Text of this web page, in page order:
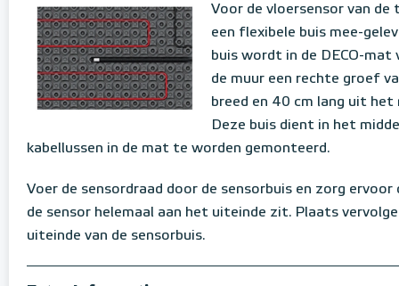
Voor de vloersensor van
een flexibele buis mee-
buis wordt in de DECO-
de muur een rechte groef
breed en 40 cm lang uit het
Deze buis dient in het
kabellussen in de mat te worden gemonteerd.
Voer de sensordraad door de sensorbuis en zorg
de sensor helemaal aan het uiteinde zit. Plaats
uiteinde van de sensorbuis.